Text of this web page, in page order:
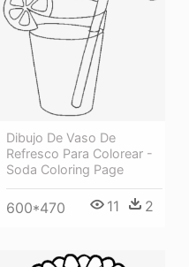
Dibujo De Vaso De
Refresco Para Colorear -
Soda Coloring Page
600*470 11 2